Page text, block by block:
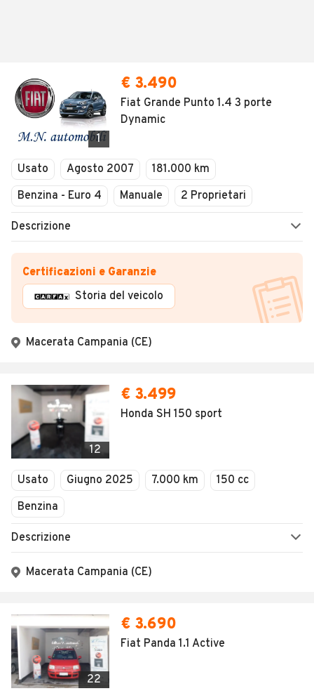
1
€ 3.490
Fiat Grande Punto 1.4 3 porte
Dynamic
Usato Agosto 2007
181.000 km
Benzina - Euro 4
Manuale 2 Proprietari
Descrizione
Certificazioni e Garanzie
Storia del veicolo
Macerata Campania (CE)
12
€ 3.499
Honda SH 150 sport
Usato Giugno 2025 7.000 km
150 cc
Benzina
Descrizione
Macerata Campania (CE)
22
€ 3.690
Fiat Panda 1.1 Active